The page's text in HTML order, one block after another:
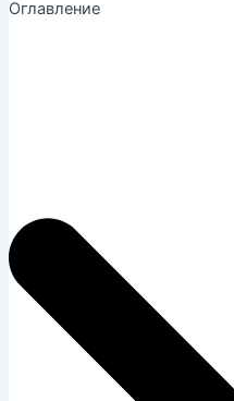
Оглавление